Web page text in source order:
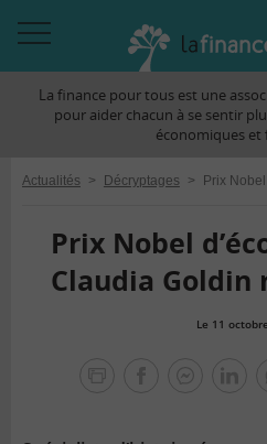
àLa finance pour tous est une
pour aider chacun à se sentir
économiques et
Actualités > Décryptages >
Prix Nobel
Claudia Goldin
Le 11